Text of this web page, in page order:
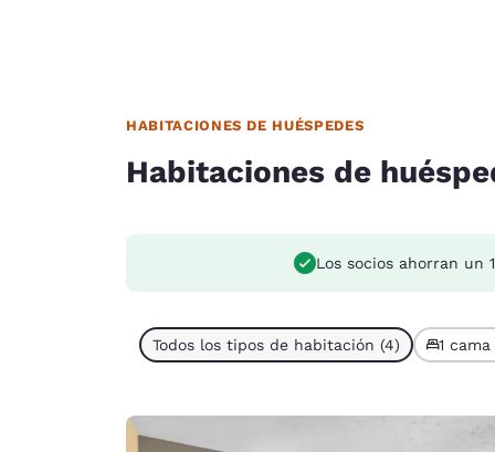
HABITACIONES DE HUÉSPEDES
Habitaciones de
Los socios ahorran un
Todos los tipos de habitación (4) 1 cama